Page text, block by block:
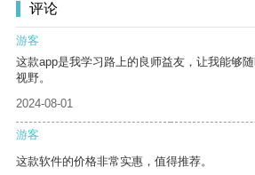
评论
游客
这款app是我学习路上的良师益友，让我能够
视野。
2024-08-01
游客
这款软件的价格非常实惠，值得推荐。